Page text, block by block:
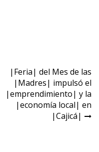
|Feria| del Mes de las
|Madres| impulsó el
|emprendimiento| y la
|economía local| en
|Cajicá|